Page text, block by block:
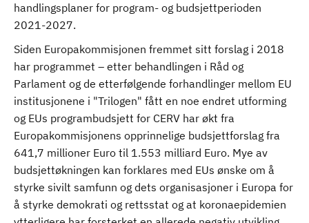
handlingsplaner for program- og budsjettperioden
2021-2027.
Siden Europakommisjonen fremmet sitt forslag i 2018
har programmet – etter behandlingen i Råd og
Parlament og de etterfølgende forhandlinger mellom EU
institusjonene i "Trilogen" fått en noe endret utforming
og EUs programbudsjett for CERV har økt fra
Europakommisjonens opprinnelige budsjettforslag fra
641,7 millioner Euro til 1.553 milliard Euro. Mye av
budsjettøkningen kan forklares med EUs ønske om å
styrke sivilt samfunn og dets organisasjoner i Europa for
å styrke demokrati og rettsstat og at koronaepidemien